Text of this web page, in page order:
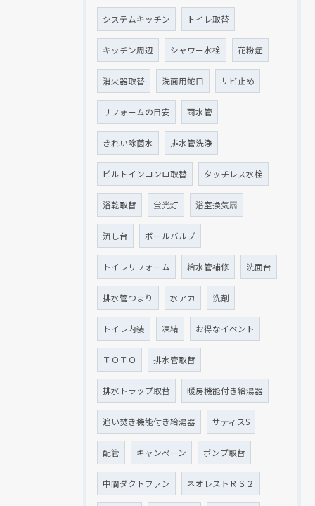
システムキッチン トイレ取替
キッチン周辺 シャワー水栓 花粉症
消火器取替 洗面用蛇口 サビ止め
リフォームの目安 雨水管
きれい除菌水 排水管洗浄
ビルトインコンロ取替 タッチレス水栓
浴乾取替 蛍光灯 浴室換気扇
流し台 ボールバルブ
トイレリフォーム 給水管補修 洗面台
排水管つまり 水アカ 洗剤
トイレ内装 凍結 お得なイベント
ＴＯＴＯ 排水管取替
排水トラップ取替 暖房機能付き給湯器
追い焚き機能付き給湯器 サティスS
配管 キャンペーン ポンプ取替
中間ダクトファン ネオレストＲＳ２